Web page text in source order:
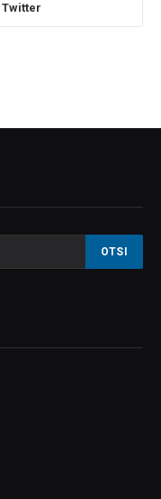
Twitter